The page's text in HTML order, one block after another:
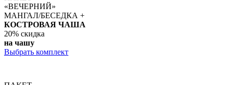
«ВЕЧЕРНИЙ»
МАНГАЛ/БЕСЕДКА +
КОСТРОВАЯ ЧАША
20% скидка
на чашу
Выбрать комплект